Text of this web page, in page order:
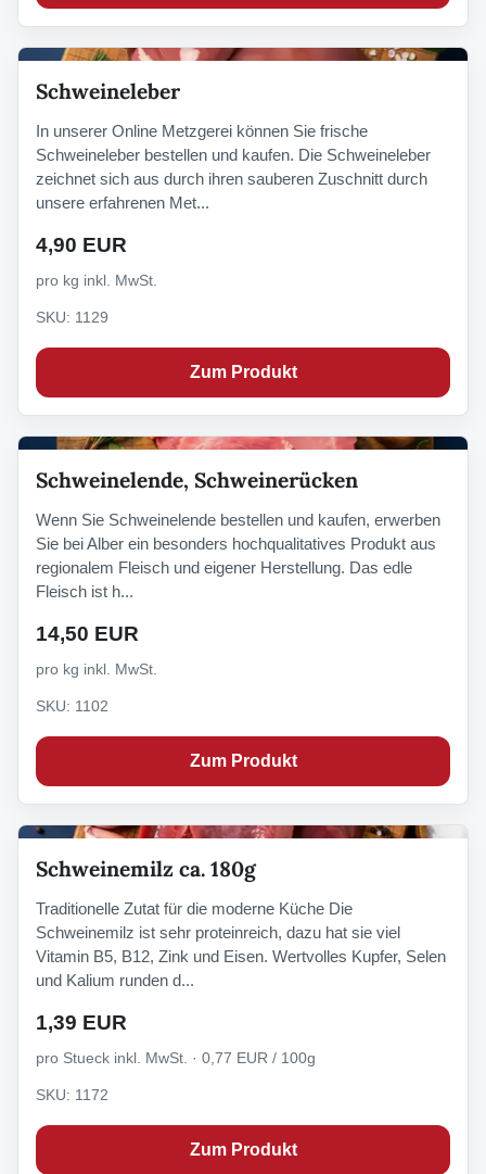
Schweineleber
In unserer Online Metzgerei können Sie frische
Schweineleber bestellen und kaufen. Die Schweineleber
zeichnet sich aus durch ihren sauberen Zuschnitt durch
unsere erfahrenen Met...
4,90 EUR
pro kg inkl. MwSt.
SKU: 1129
Zum Produkt
Schweinelende, Schweinerücken
Wenn Sie Schweinelende bestellen und kaufen, erwerben
Sie bei Alber ein besonders hochqualitatives Produkt aus
regionalem Fleisch und eigener Herstellung. Das edle
Fleisch ist h...
14,50 EUR
pro kg inkl. MwSt.
SKU: 1102
Zum Produkt
Schweinemilz ca. 180g
Traditionelle Zutat für die moderne Küche Die
Schweinemilz ist sehr proteinreich, dazu hat sie viel
Vitamin B5, B12, Zink und Eisen. Wertvolles Kupfer, Selen
und Kalium runden d...
1,39 EUR
pro Stueck inkl. MwSt. · 0,77 EUR / 100g
SKU: 1172
Zum Produkt